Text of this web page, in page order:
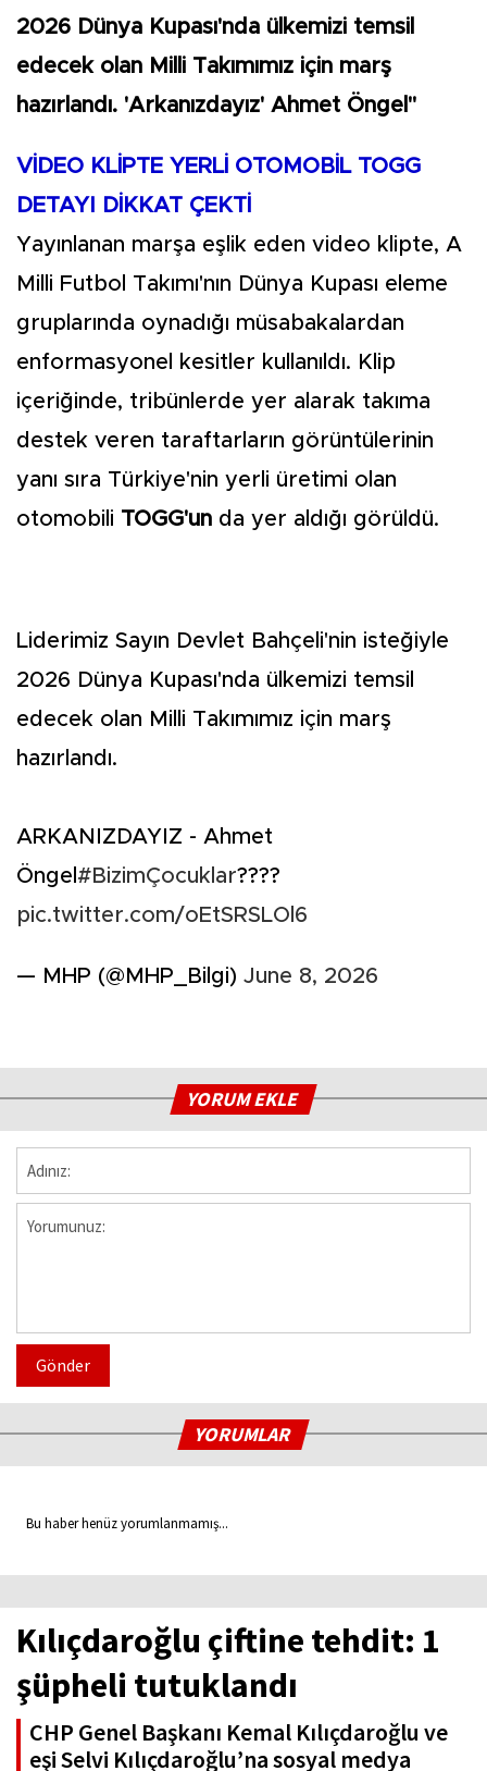
2026 Dünya Kupası'nda ülkemizi temsil
edecek olan Milli Takımımız için marş
hazırlandı. 'Arkanızdayız' Ahmet Öngel"
VİDEO KLİPTE YERLİ OTOMOBİL TOGG
DETAYI DİKKAT ÇEKTİ
Yayınlanan marşa eşlik eden video klipte, A
Milli Futbol Takımı'nın Dünya Kupası eleme
gruplarında oynadığı müsabakalardan
enformasyonel kesitler kullanıldı. Klip
içeriğinde, tribünlerde yer alarak takıma
destek veren taraftarların görüntülerinin
yanı sıra Türkiye'nin yerli üretimi olan
otomobili TOGG'un da yer aldığı görüldü.
Liderimiz Sayın Devlet Bahçeli'nin isteğiyle
2026 Dünya Kupası'nda ülkemizi temsil
edecek olan Milli Takımımız için marş
hazırlandı.
ARKANIZDAYIZ - Ahmet
Öngel #BizimÇocuklar????
pic.twitter.com/oEtSRSLOl6
— MHP (@MHP_Bilgi) June 8, 2026
YORUM EKLE
Gönder
YORUMLAR
Bu haber henüz yorumlanmamış...
Kılıçdaroğlu çiftine tehdit: 1
şüpheli tutuklandı
CHP Genel Başkanı Kemal Kılıçdaroğlu ve
eşi Selvi Kılıçdaroğlu’na sosyal medya